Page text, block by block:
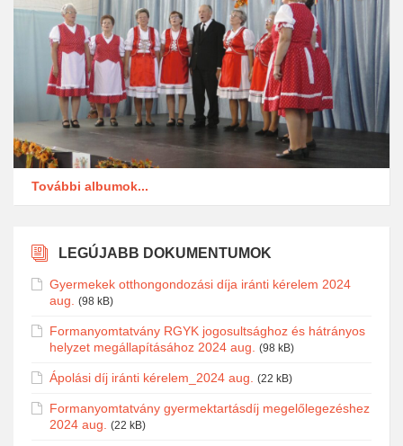
További albumok...
LEGÚJABB DOKUMENTUMOK
Gyermekek otthongondozási díja iránti kérelem 2024
aug.
(98 kB)
Formanyomtatvány RGYK jogosultsághoz és hátrányos
helyzet megállapításához 2024 aug.
(98 kB)
Ápolási díj iránti kérelem_2024 aug. (22 kB)
Formanyomtatvány gyermektartásdíj megelőlegezéshez
2024 aug.
(22 kB)